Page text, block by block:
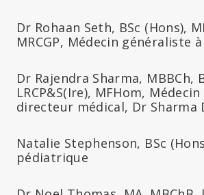
Dr Rohaan Seth, BSc (Hons),
MRCGP, Médecin généraliste
Dr Rajendra Sharma, MBBCh,
LRCP&S(Ire), MFHom,
directeur médical, Dr Sharma
Natalie Stephenson, BSc
pédiatrique